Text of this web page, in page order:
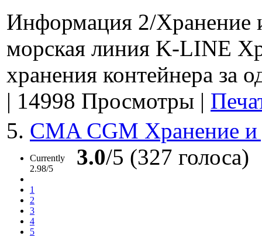
Информация 2/Хранение
морская линия K-LINE
хранения контейнера за
| 14998 Просмотры |
5. CMA CGM Хранение
Currently
2.98/5
1
2
3
4
5
3.0/5 (327 голоса)